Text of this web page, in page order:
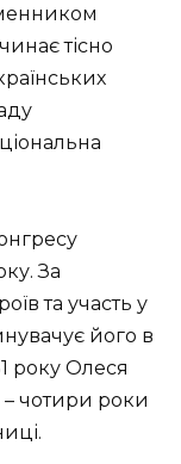
тісно
За
та участь у
його в
року Олеся
– чотири роки